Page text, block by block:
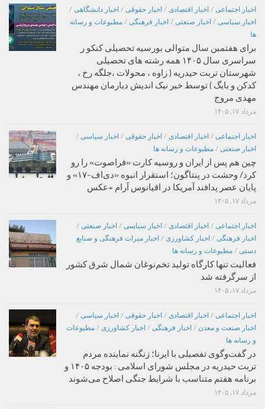
اخبار اجتماعی / اخبار اقتصادی / اخبار حقوقی / اخبار دانشگاهی /
اخبار سیاسی / اخبار صنعتی / اخبار فرهنگی / مطبوعات و رسانه
ها
برای هفتمین سال متوالی بورسیه تحصیلی کنکو ر
سراسری سال ۱۴۰۵ همه رشته های تحصیلی
شهرستان تربت حیدریه ( زاوه ، محولات ،جلگه رخ ،
کدکن و بایگ ) توسط خیر نیک اندیش دیارمان مهندس
مهدی مروج
مرداد ۱۷, ۱۴۰۵
اخبار اجتماعی / اخبار اقتصادی / اخبار حقوقی / اخبار سیاسی /
اخبار صنعتی / مطبوعات و رسانه ها
چین هم پس از ایران و روسیه کارت «فراصوت» را رو
کرد/ وحشت در پنتاگون؛ استقرار انبوه «دی‌اف‑۱۷» و
پایان عصر پدافند آمریکا در اقیانوس آرام +عکس
مرداد ۱۷, ۱۴۰۵
اخبار اجتماعی / اخبار اقتصادی / اخبار سیاسی / اخبار صنعتی /
اخبار فرهنگی / اخبار کشاورزی / اخبار میراث فرهنگی و صنایع
دستی / مطبوعات و رسانه ها
فعالیت تنها کارگاه تولید تخم‌نوغان شمال شرق کشور
از سرگرفته شد
مرداد ۱۷, ۱۴۰۵
اخبار اجتماعی / اخبار اقتصادی / اخبار حقوقی / اخبار سیاسی /
اخبار صنعت و معدن / اخبار فرهنگی / اخبار کشاورزی / مطبوعات
و رسانه ها
در گفت‌وگوی تفصیلی با ایرنا؛ زنگنه نماینده مردم
تربت حیدریه در مجلس شورای اسلامی : بودجه ۱۴۰۵ و
برنامه هفتم متناسب با شرایط جنگی اصلاح می‌شوند
مرداد ۱۷, ۱۴۰۵